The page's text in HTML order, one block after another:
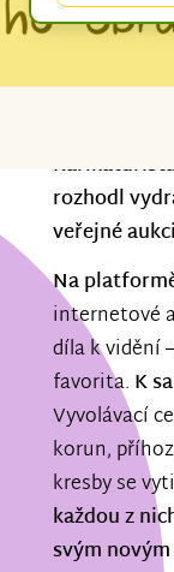
rozhodl
veřejné
Na
internetové
díla k vidění
favorita. K
Vyvolávací
korun,
kresby se
každou z
svým